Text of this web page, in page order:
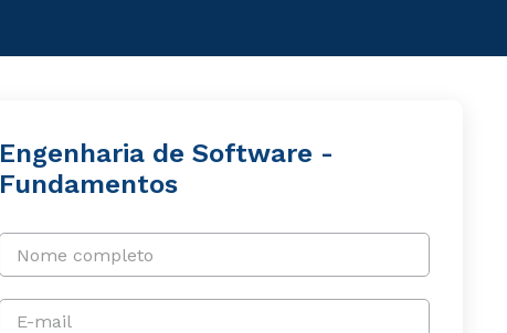
Engenharia de Software -
Fundamentos
Nome completo
E-mail